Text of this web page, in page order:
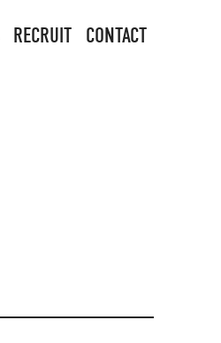
RECRUIT CONTACT